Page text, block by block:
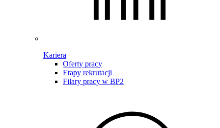
Kariera
Oferty pracy
Etapy rekrutacji
Filary pracy w BP2